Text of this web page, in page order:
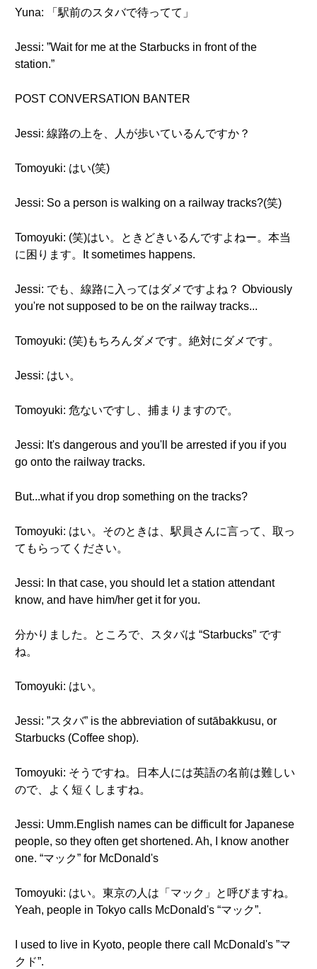
Yuna: 「駅前のスタバで待ってて」
Jessi: ”Wait for me at the Starbucks in front of the
station.”
POST CONVERSATION BANTER
Jessi: 線路の上を、人が歩いているんですか？
Tomoyuki: はい(笑)
Jessi: So a person is walking on a railway tracks?(笑)
Tomoyuki: (笑)はい。ときどきいるんですよねー。本当
に困ります。It sometimes happens.
Jessi: でも、線路に入ってはダメですよね？ Obviously
you're not supposed to be on the railway tracks...
Tomoyuki: (笑)もちろんダメです。絶対にダメです。
Jessi: はい。
Tomoyuki: 危ないですし、捕まりますので。
Jessi: It's dangerous and you'll be arrested if you if you
go onto the railway tracks.
But...what if you drop something on the tracks?
Tomoyuki: はい。そのときは、駅員さんに言って、取っ
てもらってください。
Jessi: In that case, you should let a station attendant
know, and have him/her get it for you.
分かりました。ところで、スタバは “Starbucks” です
ね。
Tomoyuki: はい。
Jessi: ”スタバ” is the abbreviation of sutābakkusu, or
Starbucks (Coffee shop).
Tomoyuki: そうですね。日本人には英語の名前は難しい
ので、よく短くしますね。
Jessi: Umm.English names can be difficult for Japanese
people, so they often get shortened. Ah, I know another
one. “マック” for McDonald's
Tomoyuki: はい。東京の人は「マック」と呼びますね。
Yeah, people in Tokyo calls McDonald's “マック”.
I used to live in Kyoto, people there call McDonald's ”マ
クド”.